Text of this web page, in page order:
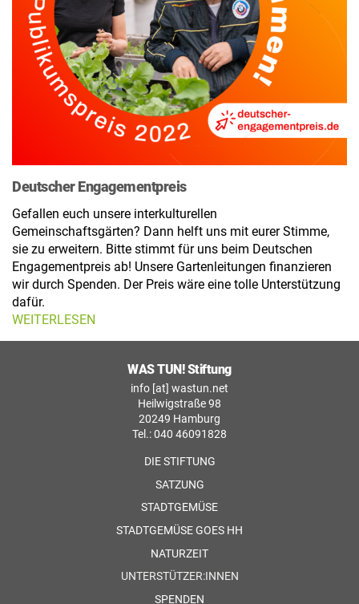
Deutscher Engagementpreis
Gefallen euch unsere interkulturellen
Gemeinschaftsgärten? Dann helft uns mit eurer Stimme,
sie zu erweitern. Bitte stimmt für uns beim Deutschen
Engagementpreis ab! Unsere Gartenleitungen finanzieren
wir durch Spenden. Der Preis wäre eine tolle Unterstützung
dafür.
WEITERLESEN
WAS TUN! Stiftung
info [at] wastun.net
Heilwigstraße 98
20249 Hamburg
Tel.: 040 46091828
DIE STIFTUNG
SATZUNG
STADTGEMÜSE
STADTGEMÜSE GOES HH
NATURZEIT
UNTERSTÜTZER:INNEN
SPENDEN